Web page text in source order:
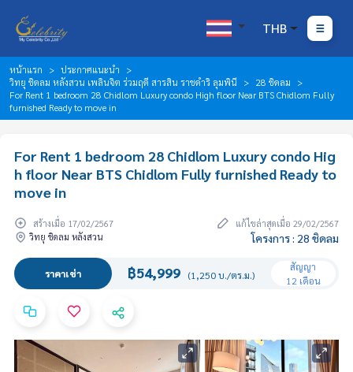
THB
หน้าแรก
ประกาศแนะนำ
วิทยุ ชิดลม หลังสวน เพลินจิต ร่วมฤดี สารสิน ราชดำริ ลุมพินี
28 ชิดลม
For Rent 1 bedroom 28 Chidlom Luxury condo High floor Near BTS Chidlom Fully
furnished Ready to move in
For Rent 1 bedroom 28 Chidlom Luxury condo Hig
h floor Near BTS Chidlom Fully furnished Ready to
move in
สร้างเมื่อ 17/02/2567
แก้ไขล่าสุดเมื่อ 29/02/2567
วิทยุ ชิดลม หลังสวน
โครงการ : 28 ชิดลม
ราคาเช่า ฿54,999 (1,250 บ./ตร.ม.)
สัญญา
12 เดือน